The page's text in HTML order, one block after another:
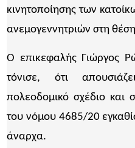
κινητοποίησης των
ανεμογεννητριών στη
Ο επικεφαλής Γιώργος
τόνισε, ότι
πολεοδομικό σχέδιο
του νόμου 4685/20
άναρχα.